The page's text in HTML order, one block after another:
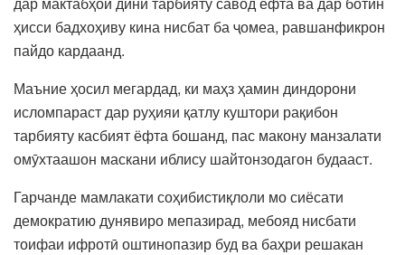
ҳисси бадхоҳиву кина нисбат ба ҷомеа, равшанфикрон
пайдо кардаанд.
Маъние ҳосил мегардад, ки маҳз ҳамин диндорони
исломпараст дар руҳияи қатлу куштори рақибон
тарбияту касбият ёфта бошанд, пас макону манзалати
омӯхтаашон маскани иблису шайтонзодагон будааст.
Гарчанде мамлакати соҳибистиқлоли мо сиёсати
демократию дунявиро мепазирад, мебояд нисбати
тоифаи ифротӣ оштинопазир буд ва баҳри решакан